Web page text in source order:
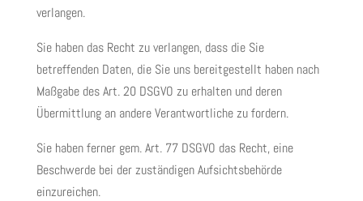
verlangen.
Sie haben das Recht zu verlangen, dass die Sie
betreffenden Daten, die Sie uns bereitgestellt haben nach
Maßgabe des Art. 20 DSGVO zu erhalten und deren
Übermittlung an andere Verantwortliche zu fordern.
Sie haben ferner gem. Art. 77 DSGVO das Recht, eine
Beschwerde bei der zuständigen Aufsichtsbehörde
einzureichen.